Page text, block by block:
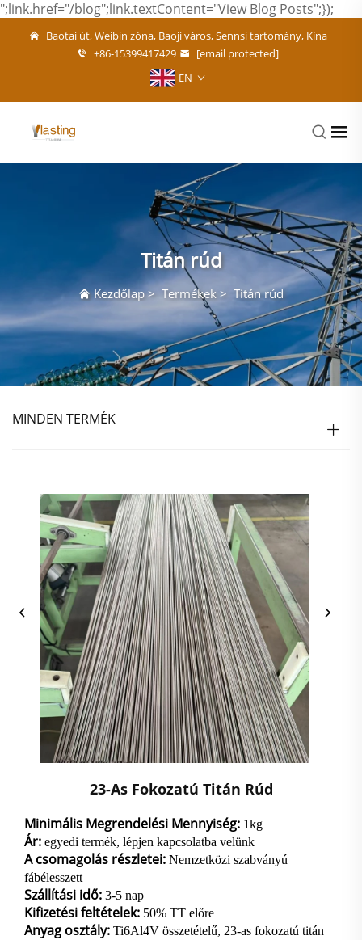
";link.href="/blog";link.textContent="View Blog Posts";});
Baotai út, Weibin zóna, Baoji város, Sennsi tartomány, Kína
+86-15399417429
[email protected]
EN
Titán rúd
Kezdőlap>Termékek > Titán rúd
MINDEN TERMÉK
23-As Fokozatú Titán Rúd
Minimális Megrendelési Mennyiség: 1kg
Ár: egyedi termék, lépjen kapcsolatba velünk
A csomagolás részletei: Nemzetközi szabványú
fábélesszett
Szállítási idő: 3-5 nap
Kifizetési feltételek: 50% TT előre
Anyag osztály: Ti6Al4V összetételű, 23-as fokozatú titán